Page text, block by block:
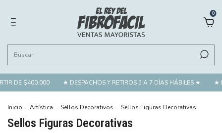
0
DE $400.000 ★ DESPACHOS Y RETIROS 5 A 7 DÍAS HÁBILES ★ ★
Inicio . Artística . Sellos Decorativos . Sellos Figuras Decorativas
Sellos Figuras Decorativas